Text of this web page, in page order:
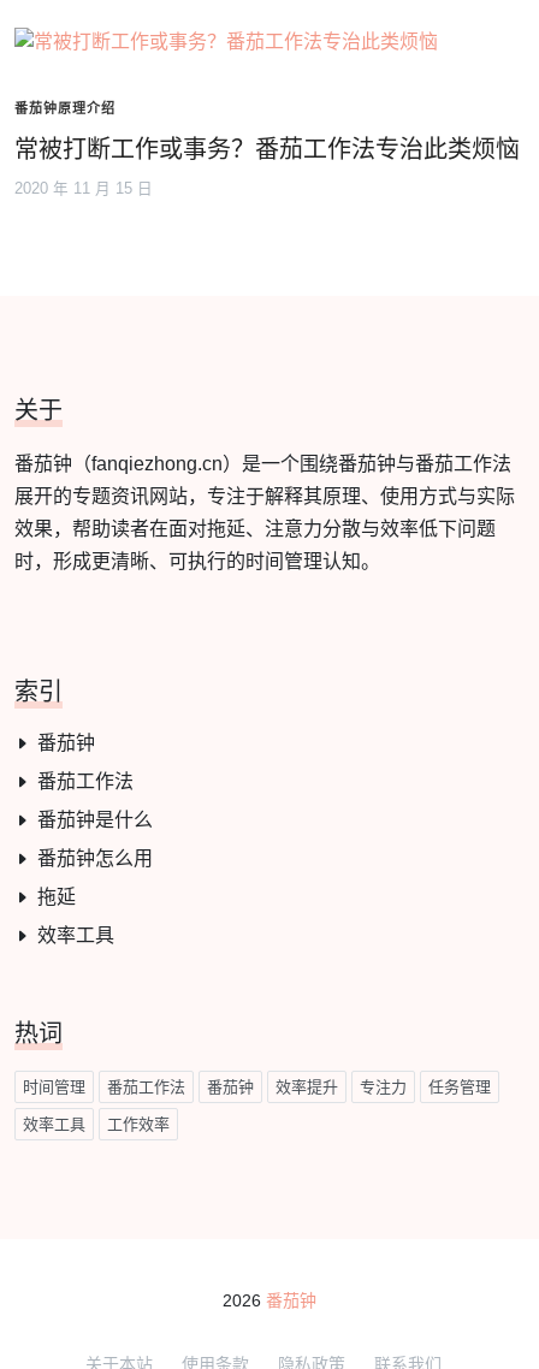
番茄钟原理介绍
常被打断工作或事务？番茄工作法专治此类烦恼
2020 年 11 月 15 日
关于
番茄钟（fanqiezhong.cn）是一个围绕番茄钟与番茄工作法
展开的专题资讯网站，专注于解释其原理、使用方式与实际
效果，帮助读者在面对拖延、注意力分散与效率低下问题
时，形成更清晰、可执行的时间管理认知。
索引
番茄钟
番茄工作法
番茄钟是什么
番茄钟怎么用
拖延
效率工具
热词
时间管理 番茄工作法 番茄钟 效率提升 专注力 任务管理
效率工具 工作效率
2026 番茄钟
关于本站 使用条款 隐私政策 联系我们